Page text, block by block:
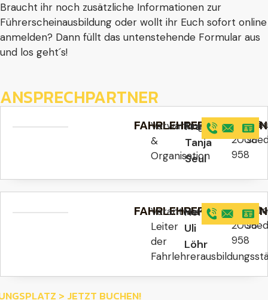
Braucht ihr noch zusätzliche Informationen zur
Führerscheinausbildung oder wollt ihr Euch sofort online
anmelden? Dann füllt das untenstehende Formular aus
und los geht´s!
ANSPRECHPARTNER
Verwaltung
&
Organisation
Frau
Tanja
Seul
06441
2008
958
Verantwortlicher
Leiter
der
Herr
Uli
Löhr
06441
2008
958
> JETZT BUCHEN!